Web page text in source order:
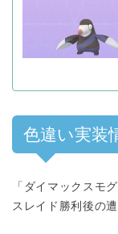
色違い実装
「ダイマックスモ
スレイド勝利後の